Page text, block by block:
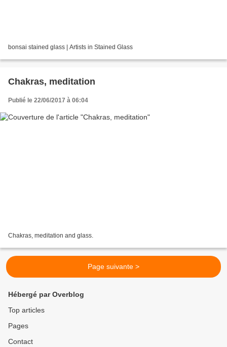
bonsai stained glass | Artists in Stained Glass
Chakras, meditation
Publié le 22/06/2017 à 06:04
Chakras, meditation and glass.
Page suivante >
Hébergé par Overblog
Top articles
Pages
Contact